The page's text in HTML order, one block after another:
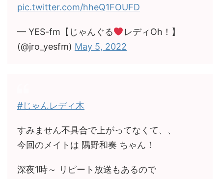
pic.twitter.com/hheQ1FOUFD
— YES-fm【じゃんぐる
レディOh！】
(@jro_yesfm) May 5, 2022
#じゃんレディ木
すみません不具合で上がってなくて、、
今回のメイトは 隅野和奏 ちゃん！
深夜1時～ リピート放送もあるので